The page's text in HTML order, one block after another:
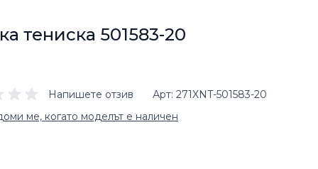
тениска 501583-20
Напишете отзив Арт 271XNT-501583-20
ме, когато моделът е наличен